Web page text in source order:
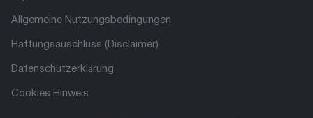
Allgemeine Nutzungsbedingungen
Haftungsauschluss (Disclaimer)
Datenschutzerklärung
Cookies Hinweis